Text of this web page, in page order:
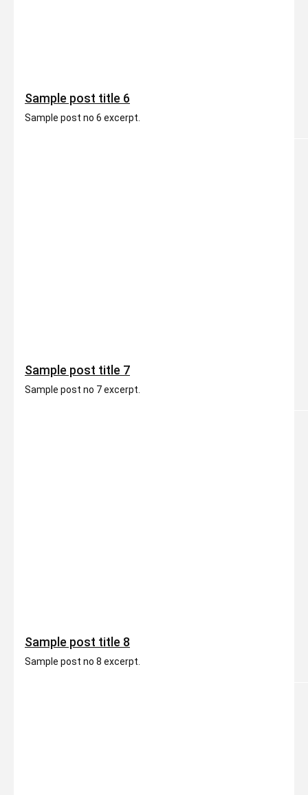
Sample post title 6
Sample post no 6 excerpt.
Sample post title 7
Sample post no 7 excerpt.
Sample post title 8
Sample post no 8 excerpt.